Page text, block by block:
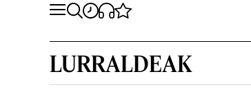
LURRALDEAK